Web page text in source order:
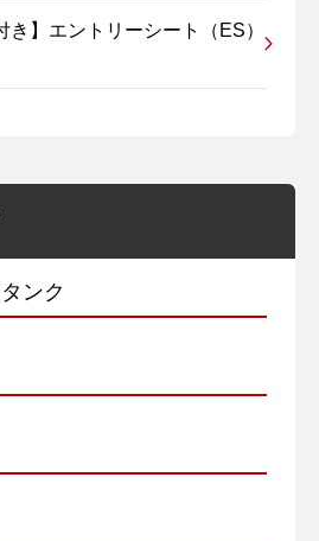
き】エントリーシート（ES）
ンク